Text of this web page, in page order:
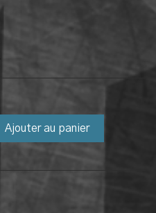
Ajouter au panier